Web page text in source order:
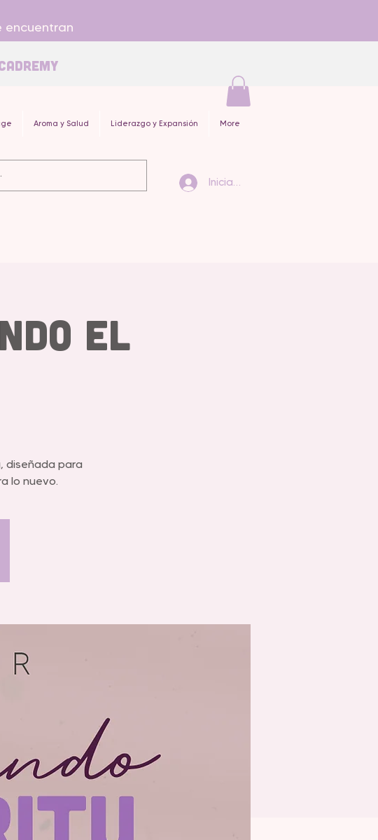
encuentran
Aroma y Salud Liderazgo y Expansión More
Iniciar sesión
el
diseñada para
lo nuevo.